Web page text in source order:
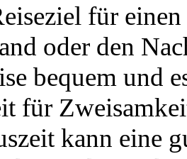
für
oder den
bequem und
für
kann eine